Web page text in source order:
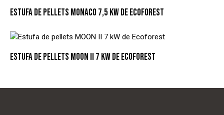
ESTUFA DE PELLETS MONACO 7,5 KW DE ECOFOREST
ESTUFA DE PELLETS MOON II 7 KW DE ECOFOREST